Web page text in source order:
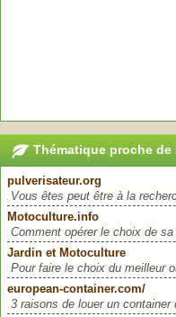
Thématique proche
pulverisateur.org
Vous êtes peut être à la
Motoculture.info
Comment opérer le choix de
Jardin et Motoculture
Pour faire le choix du meilleur
european-container.com/
3 raisons de louer un